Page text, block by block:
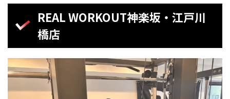
REAL WORKOUT神楽坂・江戸川
橋店